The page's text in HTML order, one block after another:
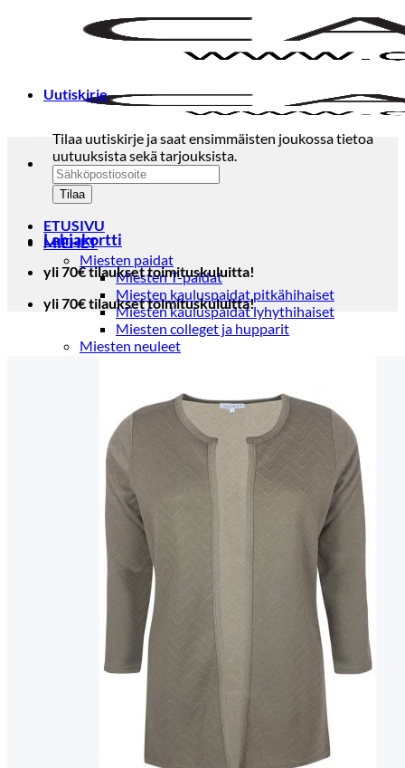
ETUSIVU
MIEHET
Miesten paidat
Miesten T-paidat
Miesten kauluspaidat pitkähihaiset
Miesten kauluspaidat lyhythihaiset
Miesten colleget ja hupparit
Miesten neuleet
Puvut ja blazerit
Puvut
Puvuntakit ja blazerit
Miesten housut
Miesten housut
Miesten farkut
Miesten collegehousut
Miesten shortsit
Miesten asusteet
Vyöt ja olkaimet
Solmiot, rusetit ja taskuliinat
Miesten päähineet, huivit ja käsineet
Miesten yöasut ja alusvaatteet
Miesten alusvaatteet
Miesten sukat
Miesten yöasut
Miesten aamutakit ja kylpytakit
Miesten takit
Miesten nahkatakit
Miesten kevät-ja syystakit
Miesten villakangastakit
Miesten talvitakit
Uutiskirje
Tilaa uutiskirje ja saat ensimmäisten joukossa tietoa
uutuuksista sekä tarjouksista.
Lahjakortti
yli 70€ tilaukset toimituskuluitta!
yli 70€ tilaukset toimituskuluitta!